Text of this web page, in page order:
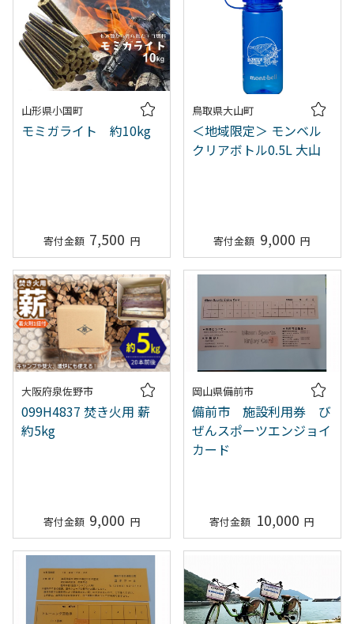
山形県小国町
モミガライト 約10kg
7,500
鳥取県大山町
＜地域限定＞ モンベル
クリアボトル0.5L 大山
9,000
大阪府泉佐野市
099H4837 焚き火用 薪
約5kg
9,000
岡山県備前市
備前市 施設利用券 び
ぜんスポーツエンジョイ
カード
10,000